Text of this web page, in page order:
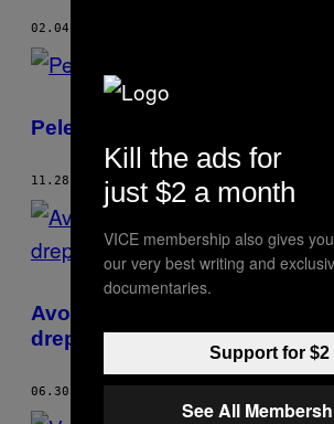
02.04.18
Pelerinii englezi erau queer
11.28.17 BY MATT BAUME
Avocații creștini care încearcă
drepturile LGBT
06.30.17
Kill the ads for
just $2 a month
VICE membership also gives
our very best writing and
documentaries.
Support for $2
See All